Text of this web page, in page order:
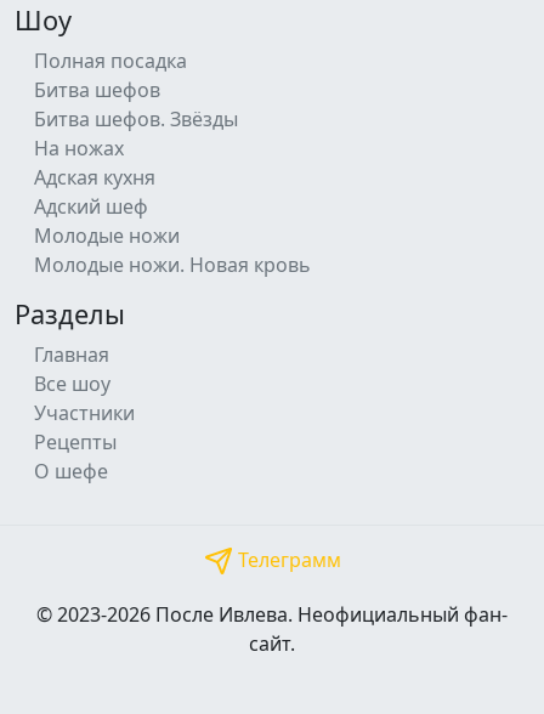
Шоу
Полная посадка
Битва шефов
Битва шефов. Звёзды
На ножах
Адская кухня
Адский шеф
Молодые ножи
Молодые ножи. Новая кровь
Разделы
Главная
Все шоу
Участники
Рецепты
О шефе
Телеграмм
© 2023-2026 После Ивлева. Неофициальный фан-
сайт.